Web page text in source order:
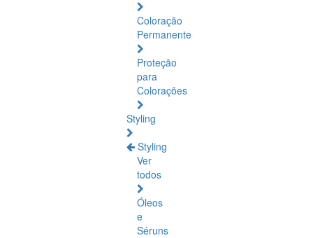
Coloração
Permanente
Proteção
para
Colorações
Styling
Styling
Ver
todos
Óleos
e
Séruns